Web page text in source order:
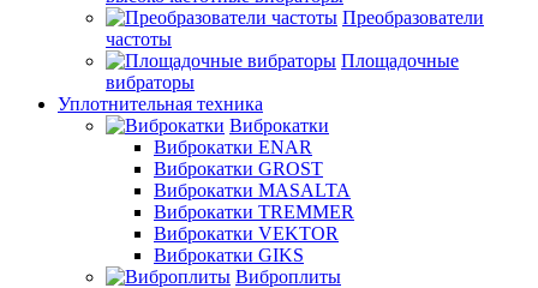
Преобразователи
частоты
Площадочные
вибраторы
Уплотнительная техника
Виброкатки
Виброкатки ENAR
Виброкатки GROST
Виброкатки MASALTA
Виброкатки TREMMER
Виброкатки VEKTOR
Виброкатки GIKS
Виброплиты